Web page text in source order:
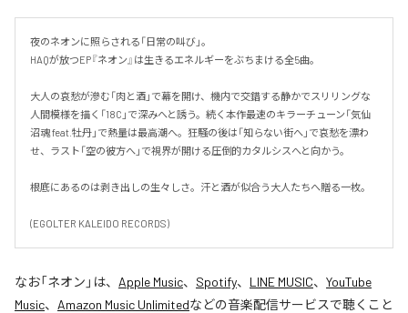
夜のネオンに照らされる「日常の叫び」。
HAQが放つEP『ネオン』は生きるエネルギーをぶちまける全5曲。
大人の哀愁が滲む「肉と酒」で幕を開け、機内で交錯する静かでスリリングな
人間模様を描く「18C」で深みへと誘う。続く本作最速のキラーチューン「気仙
沼魂 feat.牡丹」で熱量は最高潮へ。狂騒の後は「知らない街へ」で哀愁を漂わ
せ、ラスト「空の彼方へ」で視界が開ける圧倒的カタルシスへと向かう。
根底にあるのは剥き出しの生々しさ。汗と酒が似合う大人たちへ贈る一枚。
(EGOLTER KALEIDO RECORDS)
なお「ネオン 」は、 Apple Music、 Spotify、 LINE MUSIC、 YouTube
Music、 Amazon Music Unlimitedなどの音楽配信サービスで聴くこと